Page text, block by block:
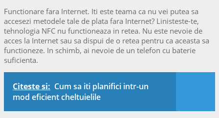
Functionare fara Internet. Iti este teama ca nu vei putea sa
accesezi metodele tale de plata fara Internet? Linisteste-te,
tehnologia NFC nu functioneaza in retea. Nu este nevoie de
acces la Internet sau sa dispui de o retea pentru ca aceasta sa
functioneze. In schimb, ai nevoie de un telefon cu baterie
suficienta.
Citeste si: Cum sa iti planifici intr-un
mod eficient cheltuielile